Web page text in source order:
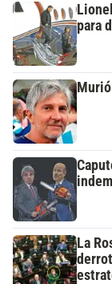
para
La